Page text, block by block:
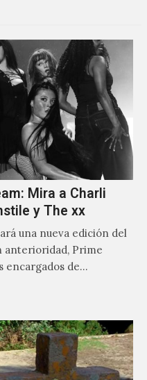
Mira a Charli
y The xx
una nueva edición del
anterioridad, Prime
encargados de